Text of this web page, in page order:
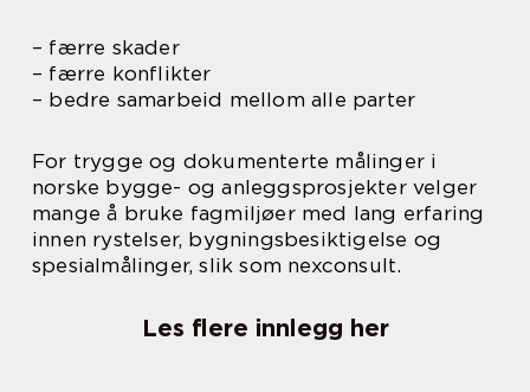
– færre skader
– færre konflikter
– bedre samarbeid mellom alle parter
For trygge og dokumenterte målinger i
norske bygge- og anleggsprosjekter velger
mange å bruke fagmiljøer med lang erfaring
innen rystelser, bygningsbesiktigelse og
spesialmålinger, slik som nexconsult.
Les flere innlegg her